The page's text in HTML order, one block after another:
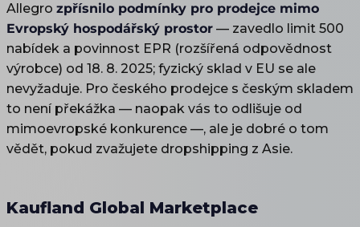
Allegro zpřísnilo podmínky pro prodejce mimo
Evropský hospodářský prostor — zavedlo limit 500
nabídek a povinnost EPR (rozšířená odpovědnost
výrobce) od 18. 8. 2025; fyzický sklad v EU se ale
nevyžaduje. Pro českého prodejce s českým skladem
to není překážka — naopak vás to odlišuje od
mimoevropské konkurence —, ale je dobré o tom
vědět, pokud zvažujete dropshipping z Asie.
Kaufland Global Marketplace